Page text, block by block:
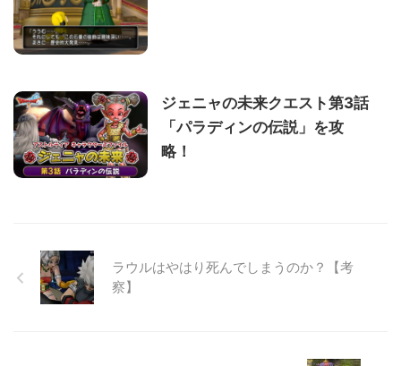
ジェニャの未来クエスト第3話
「パラディンの伝説」を攻
略！
ラウルはやはり死んでしまうのか？【考
察】